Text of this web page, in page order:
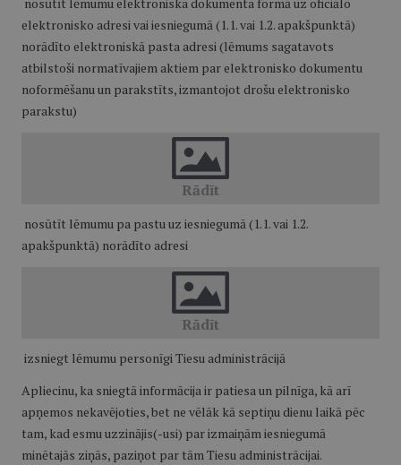
elektronisko adresi vai iesniegumā (1.1. vai 1.2. apakšpunktā)
norādīto elektroniskā pasta adresi (lēmums sagatavots
atbilstoši normatīvajiem aktiem par elektronisko dokumentu
noformēšanu un parakstīts, izmantojot drošu elektronisko
parakstu)
nosūtīt lēmumu pa pastu uz iesniegumā (1.1. vai 1.2.
apakšpunktā) norādīto adresi
izsniegt lēmumu personīgi Tiesu administrācijā
Apliecinu, ka sniegtā informācija ir patiesa un pilnīga, kā arī
apņemos nekavējoties, bet ne vēlāk kā septiņu dienu laikā pēc
tam, kad esmu uzzinājis(-usi) par izmaiņām iesniegumā
minētajās ziņās, paziņot par tām Tiesu administrācijai.